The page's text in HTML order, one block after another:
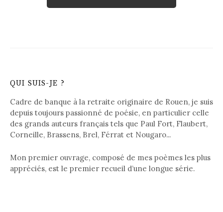
QUI SUIS-JE ?
Cadre de banque à la retraite originaire de Rouen, je suis
depuis toujours passionné de poésie, en particulier celle
des grands auteurs français tels que Paul Fort, Flaubert,
Corneille, Brassens, Brel, Férrat et Nougaro...
Mon premier ouvrage, composé de mes poèmes les plus
appréciés, est le premier recueil d’une longue série.